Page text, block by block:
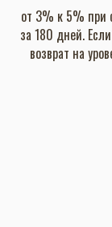
от 3% к 5% при
за 180 дней.
возврат на